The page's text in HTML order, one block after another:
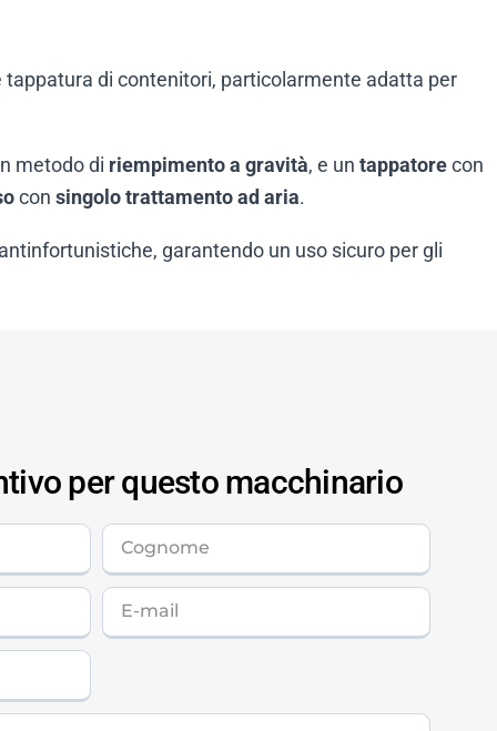
di contenitori, particolarmente adatta per
metodo di riempimento a gravità, e un tappatorecon
con singolo trattamento ad aria.
garantendo un uso sicuro per gli
per questo macchinario